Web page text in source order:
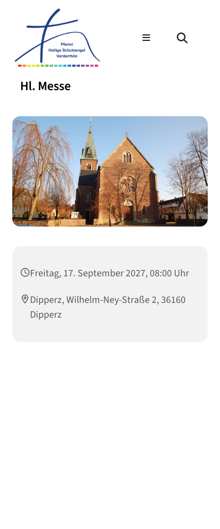
Hl. Messe
Freitag, 17. September 2027, 08:00 Uhr
Dipperz, Wilhelm-Ney-Straße 2, 36160
Dipperz